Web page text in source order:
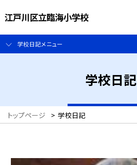
江戸川区立臨海小学校
学校日記メニュー
学校日記
トップページ > 学校日記